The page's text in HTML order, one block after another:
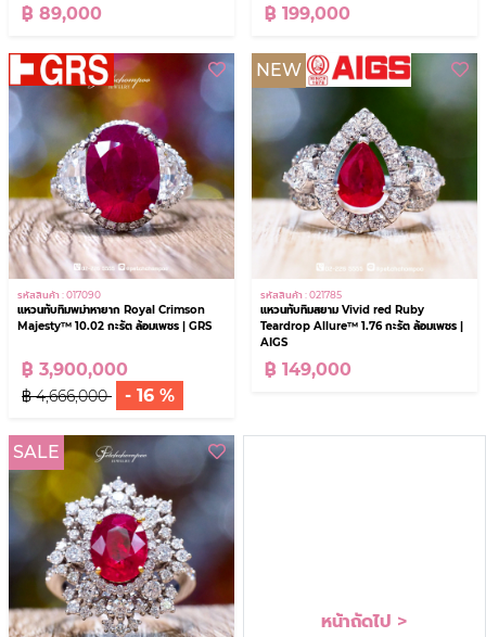
฿ 89,000 ฿ 199,000
รหัสสินค้า : 017090
แหวนทับทิมพม่าหายาก Royal Crimson
Majesty™ 10.02 กะรัต ล้อมเพชร | GRS
฿ 3,900,000
฿ 4,666,000 - 16 %
NEW
รหัสสินค้า : 021785
แหวนทับทิมสยาม Vivid red Ruby
Teardrop Allure™ 1.76 กะรัต ล้อมเพชร |
AIGS
฿ 149,000
SALE
หน้าถัดไป >